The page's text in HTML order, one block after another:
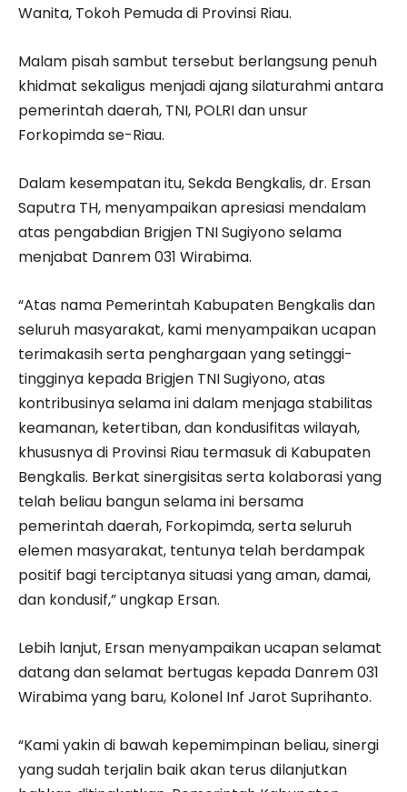
Wanita, Tokoh Pemuda di Provinsi Riau.
Malam pisah sambut tersebut berlangsung penuh
khidmat sekaligus menjadi ajang silaturahmi antara
pemerintah daerah, TNI, POLRI dan unsur
Forkopimda se-Riau.
Dalam kesempatan itu, Sekda Bengkalis, dr. Ersan
Saputra TH, menyampaikan apresiasi mendalam
atas pengabdian Brigjen TNI Sugiyono selama
menjabat Danrem 031 Wirabima.
“Atas nama Pemerintah Kabupaten Bengkalis dan
seluruh masyarakat, kami menyampaikan ucapan
terimakasih serta penghargaan yang setinggi-
tingginya kepada Brigjen TNI Sugiyono, atas
kontribusinya selama ini dalam menjaga stabilitas
keamanan, ketertiban, dan kondusifitas wilayah,
khususnya di Provinsi Riau termasuk di Kabupaten
Bengkalis. Berkat sinergisitas serta kolaborasi yang
telah beliau bangun selama ini bersama
pemerintah daerah, Forkopimda, serta seluruh
elemen masyarakat, tentunya telah berdampak
positif bagi terciptanya situasi yang aman, damai,
dan kondusif,” ungkap Ersan.
Lebih lanjut, Ersan menyampaikan ucapan selamat
datang dan selamat bertugas kepada Danrem 031
Wirabima yang baru, Kolonel Inf Jarot Suprihanto.
“Kami yakin di bawah kepemimpinan beliau, sinergi
yang sudah terjalin baik akan terus dilanjutkan